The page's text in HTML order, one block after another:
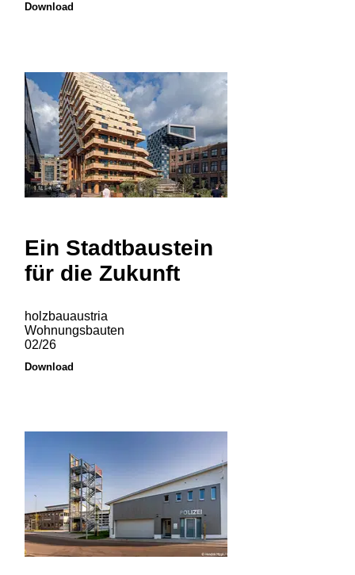
Download
Ein Stadtbaustein
für die Zukunft
holzbauaustria
Wohnungsbauten
02/26
Download